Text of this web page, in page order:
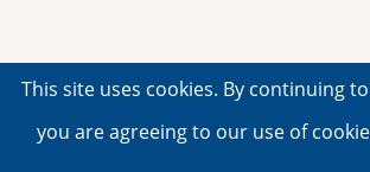
This site uses cookies. By continuing
you are agreeing to our use of